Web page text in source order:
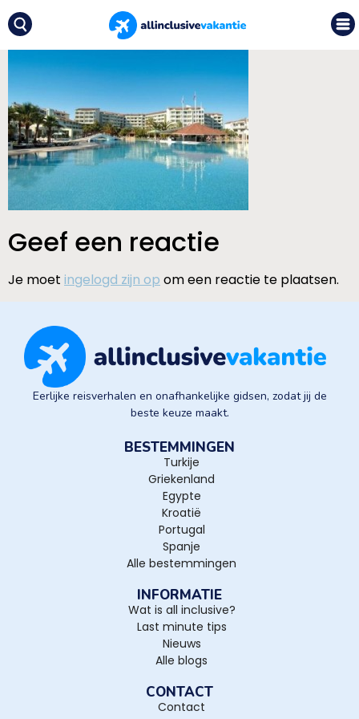
Geef een reactie
Je moet ingelogd zijn op om een reactie te plaatsen.
Eerlijke reisverhalen en onafhankelijke gidsen, zodat jij de
beste keuze maakt.
BESTEMMINGEN
Turkije
Griekenland
Egypte
Kroatië
Portugal
Spanje
Alle bestemmingen
INFORMATIE
Wat is all inclusive?
Last minute tips
Nieuws
Alle blogs
CONTACT
Contact